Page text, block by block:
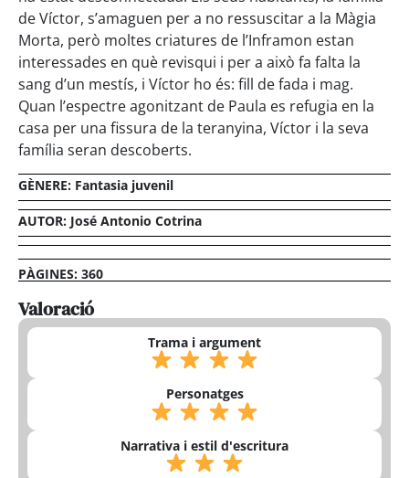
de Víctor, s’amaguen per a no ressuscitar a la Màgia
Morta, però moltes criatures de l’Inframon estan
interessades en què revisqui i per a això fa falta la
sang d’un mestís, i Víctor ho és: fill de fada i mag.
Quan l’espectre agonitzant de Paula es refugia en la
casa per una fissura de la teranyina, Víctor i la seva
família seran descoberts.
GÈNERE: Fantasia juvenil
AUTOR: José Antonio Cotrina
PÀGINES: 360
Valoració
Trama i argument
Personatges
Narrativa i estil d'escritura